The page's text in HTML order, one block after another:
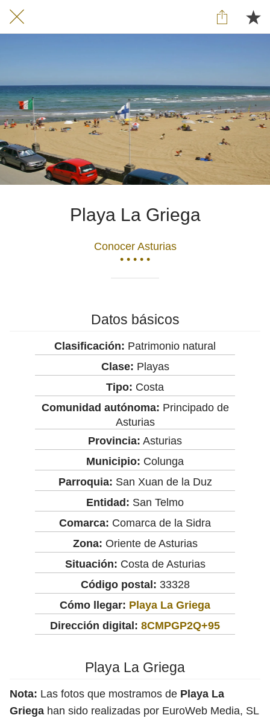
Playa La Griega
Conocer Asturias
• • • • •
Datos básicos
Clasificación: Patrimonio natural
Clase: Playas
Tipo: Costa
Comunidad autónoma: Principado de
Asturias
Provincia: Asturias
Municipio: Colunga
Parroquia: San Xuan de la Duz
Entidad: San Telmo
Comarca: Comarca de la Sidra
Zona: Oriente de Asturias
Situación: Costa de Asturias
Código postal: 33328
Cómo llegar: Playa La Griega
Dirección digital: 8CMPGP2Q+95
Playa La Griega
Nota: Las fotos que mostramos de Playa La
Griega han sido realizadas por EuroWeb Media, SL